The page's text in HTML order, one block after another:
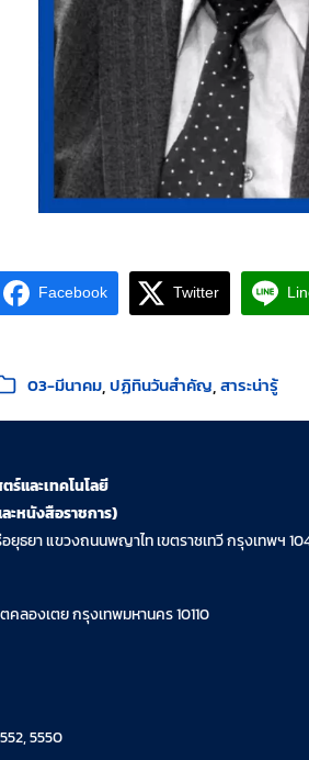
Facebook Twitter
วดหมู่:
03-มีนาคม ปฏิทินวันสำคัญ สาระน่ารู้
และเทคโนโลยี
ะหนังสือราชการ)
ธยา แขวงถนนพญาไท เขตราชเทวี กรุงเทพฯ
ลองเตย กรุงเทพมหานคร 10110
5550